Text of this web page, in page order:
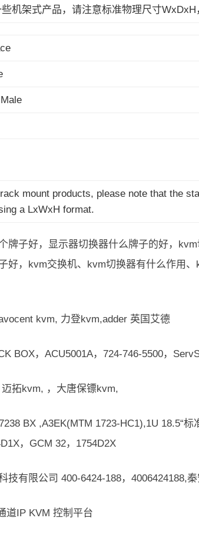
机架式产品，请注意标准物理尺寸
mount products, please note that the
a LxWxH format.
牌子好，显示器切换器什么牌子的好，
好，kvm交换机、kvm切换器有什么作用
kvm, 力登kvm,adder 英国艾德
BOX，ACU5001A，724-746-5500，
拓kvm, ，大唐保镖kvm,
BX ,A3EK(MTM 1723-HC1),1U 18.5“
，GCM 32，1754D2X
技有限公司 400-6424-188，4006424188,
道IP KVM 控制平台